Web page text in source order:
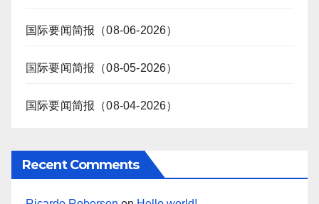
国际要闻简报（08-06-2026）
国际要闻简报（08-05-2026）
国际要闻简报（08-04-2026）
Recent Comments